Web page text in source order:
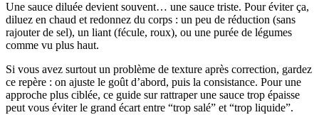
Une sauce diluée devient souvent… une sauce triste. Pour éviter ça,
diluez en chaud et redonnez du corps : un peu de réduction (sans
rajouter de sel), un liant (fécule, roux), ou une purée de légumes
comme vu plus haut.
Si vous avez surtout un problème de texture après correction, gardez
ce repère : on ajuste le goût d’abord, puis la consistance. Pour une
approche plus ciblée, ce guide sur rattraper une sauce trop épaisse
peut vous éviter le grand écart entre “trop salé” et “trop liquide”.